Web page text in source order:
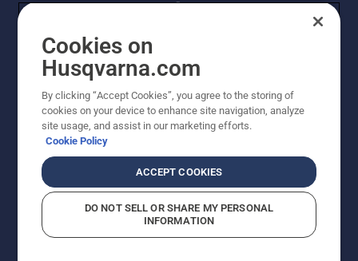
© Husqvarna AB (publ). Kaikki oikeudet pidätetään.
Hinnat ovat suositushintoja. Varaamme oikeudet
hintamuutoksiin, kirjoitus- ja sisältövirheisiin. Sivusto
pyritään pitämään mahdollisimman ajantasaisena ja
suositushintoja (sis. alv), ellei tuotetta voi ostaa
suoraan verkkosivustoltamme.
EvästekäytäntöKäyttöehdotTietosuojailmoitusTiedot
Epäillyistä rikkomuksista ilmoittaminen
Cookies on
Husqvarna.com
By clicking “Accept Cookies”, you agree to the storing of
cookies on your device to enhance site navigation, analyze
site usage, and assist in our marketing efforts.
Cookie Policy
ACCEPT COOKIES
DO NOT SELL OR SHARE MY PERSONAL
INFORMATION